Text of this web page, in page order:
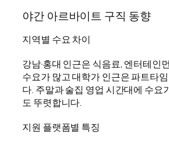
야간 아르바이트 구직 동향
지역별 수요 차이
강남·홍대 인근은 식음료, 엔터테인
수요가 많고 대학가 인근은 파트타
다. 주말과 술집 영업 시간대에 수요
도 뚜렷합니다.
지원 플랫폼별 특징